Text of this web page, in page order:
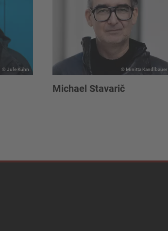
© Jule Kühn © Minitta Kandlbauer
Michael Stavarič